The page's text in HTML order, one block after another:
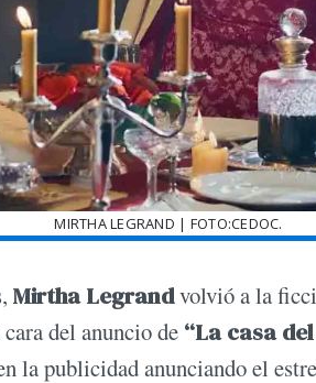
MIRTHA LEGRAND | FOTO:CEDOC.
Mirtha Legrandvolvió a la
del anuncio de “La casa
la publicidad anunciando el